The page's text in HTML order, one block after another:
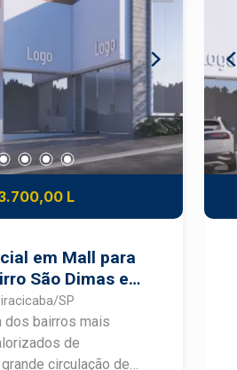
acesso às principais
para escritórios,
de
opção para
praticidade,
em uma das
de Piracicaba
com quem é agente
do mercado
Agende sua
L
em Mall para
São Dimas em
SP
dos bairros mais
de
circulação de